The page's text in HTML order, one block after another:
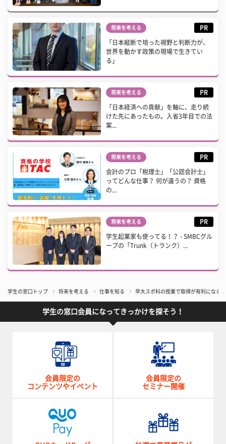
将来を考える PR
「日本縦断で培った視野と判断力が、
世界を動かす政策の現場で生きてい
る」
将来を考える PR
「日本経済への貢献」を軸に、走り続
けた先にあったもの。入省3年目での法
案...
将来を考える PR
会計のプロ「税理士」「公認会計士」
ってどんな仕事？ 何が違うの？ 資格
の...
将来を考える PR
学生起業家も使ってる！？ - SMBCグル
ープの「Trunk（トランク）...
学生の窓口トップ 将来を考える 仕事を知る 早大スポ科の授業で取得が有利になる
学生の窓口会員になってきっかけを探そう！
会員限定の
コンテンツやイベント
会員限定の
セミナー開催